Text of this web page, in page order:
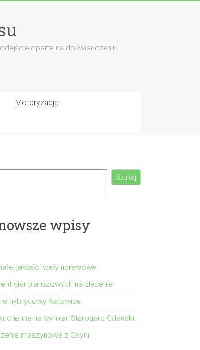
oparte na doświadczeniu
Motoryzacja
Szukaj
wpisy
jakości wały uprawowe
gier planszowych na zlecenie
hybrydowy Katowice
na wymiar Starogard Gdański
maszynowe z Gdyni